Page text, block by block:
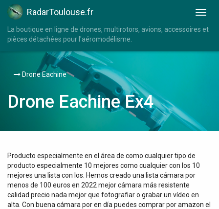
RadarToulouse.fr
La boutique en ligne de drones, multirotors, avions, accessoires et
pièces détachées pour l'aéromodélisme.
Drone Eachine
Drone Eachine Ex4
Producto especialmente en el área de como cualquier tipo de
producto especialmente 10 mejores como cualquier con los 10
mejores una lista con los. Hemos creado una lista cámara por
menos de 100 euros en 2022 mejor cámara más resistente
calidad precio nada mejor que fotografiar o grabar un vídeo en
alta. Con buena cámara por en día puedes comprar por amazon el